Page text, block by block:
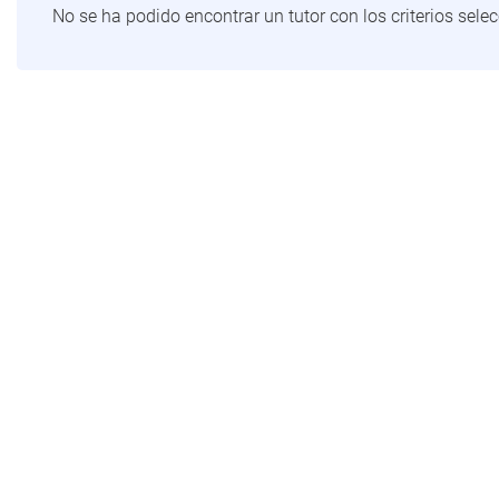
No se ha podido encontrar un tutor con los criterios